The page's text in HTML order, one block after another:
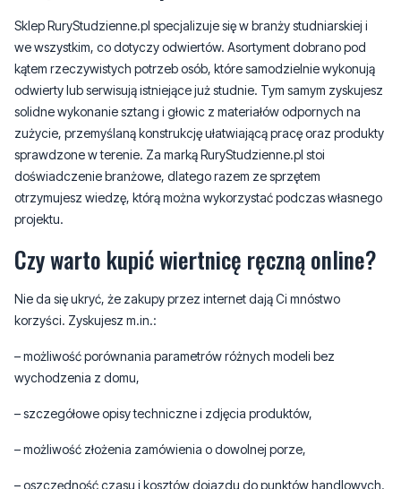
kątem rzeczywistych potrzeb osób, które samodzielnie wykonują
odwierty lub serwisują istniejące już studnie. Tym samym zyskujesz
solidne wykonanie sztang i głowic z materiałów odpornych na
zużycie, przemyślaną konstrukcję ułatwiającą pracę oraz produkty
sprawdzone w terenie. Za marką RuryStudzienne.pl stoi
doświadczenie branżowe, dlatego razem ze sprzętem
otrzymujesz wiedzę, którą można wykorzystać podczas własnego
projektu.
Czy warto kupić wiertnicę ręczną online?
korzyści. Zyskujesz m.in.:
– możliwość porównania parametrów różnych modeli bez
wychodzenia z domu,
– szczegółowe opisy techniczne i zdjęcia produktów,
– możliwość złożenia zamówienia o dowolnej porze,
– oszczędność czasu i kosztów dojazdu do punktów handlowych.
W sklepie RuryStudzienne.pl złożysz zamówienie w kilka minut, a
wiertnica trafi do Ciebie naprawdę szybko. Jeśli planujesz odwiert